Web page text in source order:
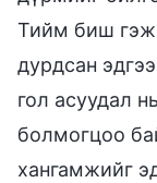
Тийм биш гэж
дурдсан
гол асуудал
болмогцоо
хангамжийг